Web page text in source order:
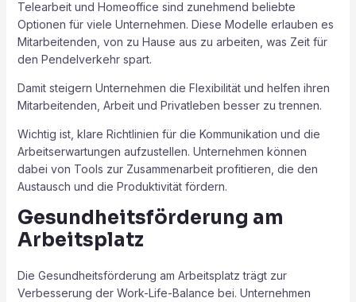
Telearbeit und Homeoffice sind zunehmend beliebte
Optionen für viele Unternehmen. Diese Modelle erlauben es
Mitarbeitenden, von zu Hause aus zu arbeiten, was Zeit für
den Pendelverkehr spart.
Damit steigern Unternehmen die Flexibilität und helfen ihren
Mitarbeitenden, Arbeit und Privatleben besser zu trennen.
Wichtig ist, klare Richtlinien für die Kommunikation und die
Arbeitserwartungen aufzustellen. Unternehmen können
dabei von Tools zur Zusammenarbeit profitieren, die den
Austausch und die Produktivität fördern.
Gesundheitsförderung am
Arbeitsplatz
Die Gesundheitsförderung am Arbeitsplatz trägt zur
Verbesserung der Work-Life-Balance bei. Unternehmen